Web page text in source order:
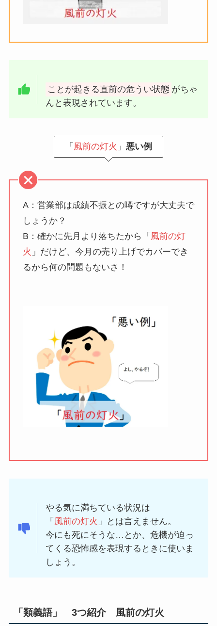
ことが起きる直前の危うい状態 がちゃ
んと表現されています。
「 風前の灯火 」 悪い例
A：営業部は成績不振との噂ですが大丈夫で
しょうか？
B：確かに先月より落ちたから「 風前の灯
火 」だけど、今月の売り上げでカバーでき
るから何の問題もないさ！
やる気に満ちている状況は
「 風前の灯火 」とは言えません。
今にも死にそうな…とか、危機が迫っ
てくる恐怖感を表現するときに使いま
しょう。
「類義語」 3つ紹介 風前の灯火